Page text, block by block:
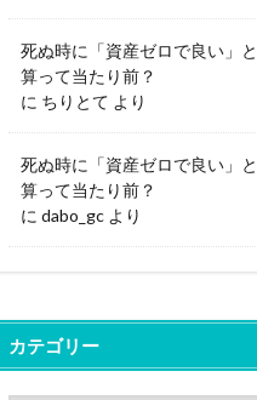
死ぬ時に「資産ゼロで良い」
算って当たり前？
に ちりとて より
死ぬ時に「資産ゼロで良い」
算って当たり前？
に dabo_gc より
カテゴリー